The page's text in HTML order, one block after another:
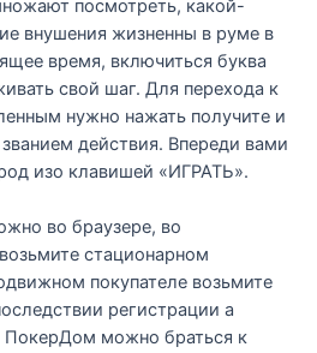
посмотреть, какой-
внушения жизненны в руме в
время, включиться буква
свой шаг. Для перехода к
нужно нажать получите и
действия. Впереди вами
изо клавишей «ИГРАТЬ».
во браузере, во
стационарном
покупателе возьмите
регистрации а
ПокерДом можно браться к